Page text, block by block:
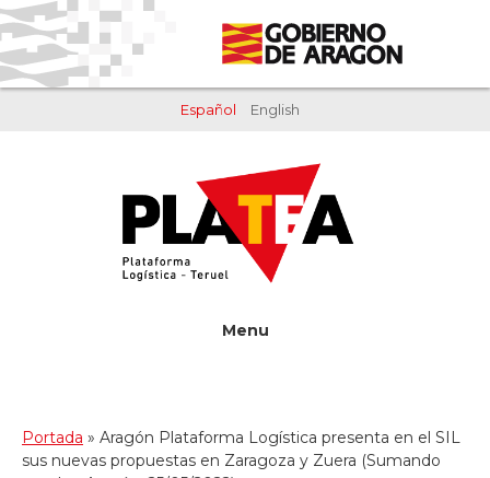
Saltar
al
contenido
Saltar
al
pie
Español English
Menu
Portada » Aragón Plataforma Logística presenta en el SIL
sus nuevas propuestas en Zaragoza y Zuera (Sumando